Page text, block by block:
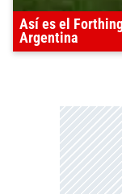
Así es el
Argentina